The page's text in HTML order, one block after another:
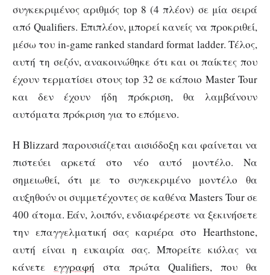
συγκεκριμένος αριθμός top 8 (4 πλέον) σε μία σειρά
από Qualifiers. Επιπλέον, μπορεί κανείς να προκριθεί,
μέσω του in-game ranked standard format ladder. Τέλος,
αυτή τη σεζόν, ανακοινώθηκε ότι και οι παίκτες που
έχουν τερματίσει στους top 32 σε κάποιο Master Tour
και δεν έχουν ήδη πρόκριση, θα λαμβάνουν
αυτόματα πρόκριση για το επόμενο.
Η Blizzard παρουσιάζεται αισιόδοξη και φαίνεται να
πιστεύει αρκετά στο νέο αυτό μοντέλο. Να
σημειωθεί, ότι με το συγκεκριμένο μοντέλο θα
αυξηθούν οι συμμετέχοντες σε καθένα Masters Tour σε
400 άτομα. Εάν, λοιπόν, ενδιαφέρεστε να ξεκινήσετε
την επαγγελματική σας καριέρα στο Hearthstone,
αυτή είναι η ευκαιρία σας. Μπορείτε κιόλας να
κάνετε εγγραφή στα πρώτα Qualifiers, που θα